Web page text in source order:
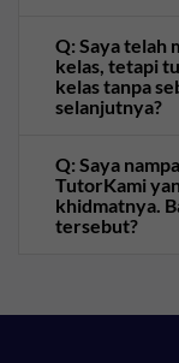
Q: Saya telah
kelas, tetapi
kelas tanpa
selanjutnya?
Q: Saya
TutorKami
khidmatnya.
tersebut?